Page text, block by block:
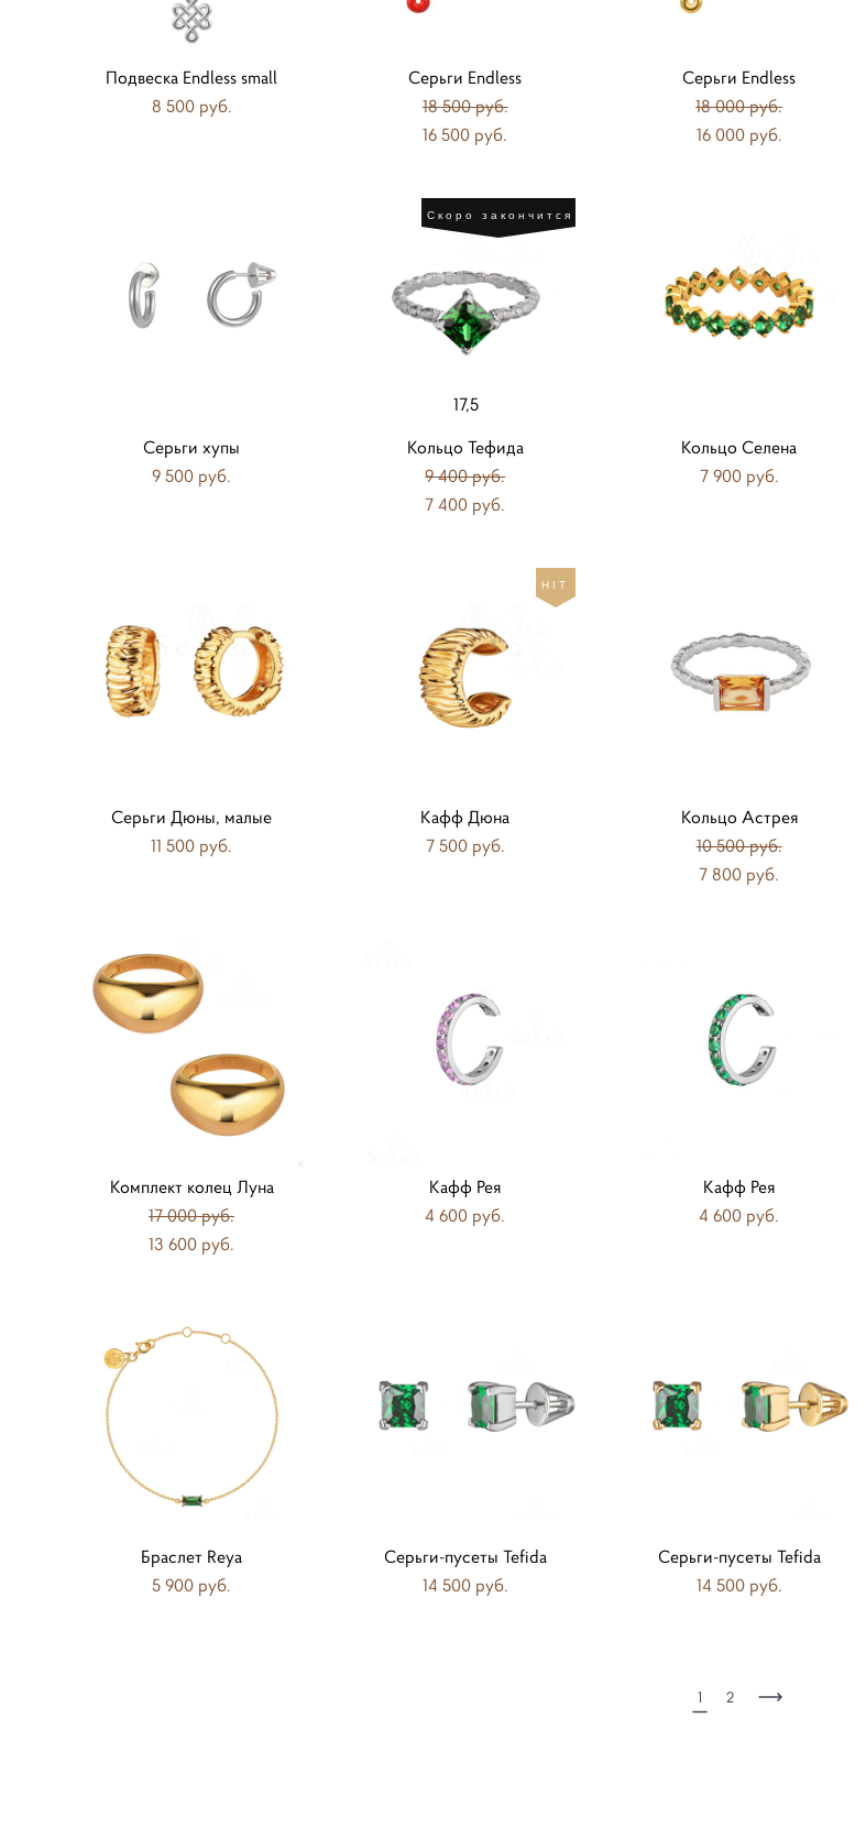
Подвеска Endless small
8 500 pуб.
Серьги Endless
18 500 pуб.
16 500 pуб.
Серьги Endless
18 000 pуб.
16 000 pуб.
Серьги хупы
9 500 pуб.
Скоро закончится
17,5
Кольцо Тефида
9 400 pуб.
7 400 pуб.
Кольцо Селена
7 900 pуб.
Серьги Дюны, малые
11 500 pуб.
HIT
Кафф Дюна
7 500 pуб.
Кольцо Астрея
10 500 pуб.
7 800 pуб.
Комплект колец Луна
17 000 pуб.
13 600 pуб.
Кафф Рея
4 600 pуб.
Кафф Рея
4 600 pуб.
Браслет Reya
5 900 pуб.
Серьги-пусеты Tefida
14 500 pуб.
Серьги-пусеты Tefida
14 500 pуб.
1 2